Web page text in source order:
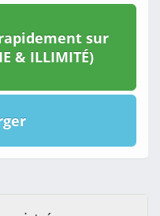
sur
& ILLIMITÉ)